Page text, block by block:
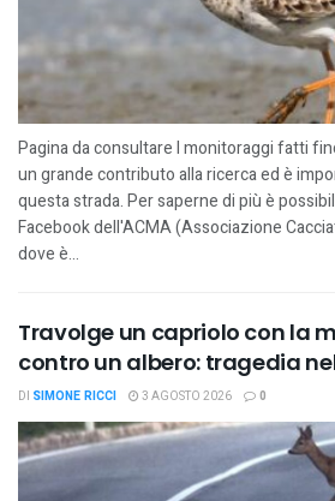
Pagina da consultare I monitoraggi fatti
un grande contributo alla ricerca ed è
questa strada. Per saperne di più è
Facebook dell'ACMA (Associazione
dove è...
Travolge un capriolo con la
contro un albero: tragedia
DI SIMONE RICCI 3 AGOSTO 2026 0